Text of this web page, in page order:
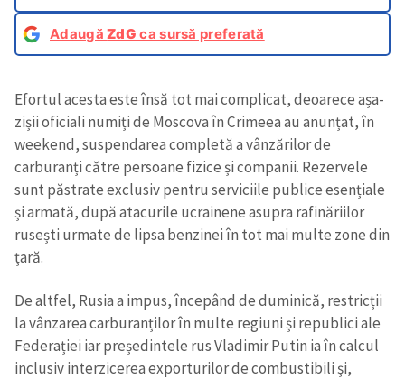
AdaugăZdG ca sursă preferată
Efortul acesta este însă tot mai complicat, deoarece așa-
zișii oficiali numiți de Moscova în Crimeea au anunțat, în
weekend, suspendarea completă a vânzărilor de
carburanți către persoane fizice și companii. Rezervele
sunt păstrate exclusiv pentru serviciile publice esențiale
și armată, după atacurile ucrainene asupra rafinăriilor
rusești urmate de lipsa benzinei în tot mai multe zone din
țară.
De altfel, Rusia a impus, începând de duminică, restricții
la vânzarea carburanților în multe regiuni și republici ale
Federației iar președintele rus Vladimir Putin ia în calcul
inclusiv interzicerea exporturilor de combustibili și,